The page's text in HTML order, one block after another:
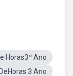
Horas3º Ano
3 Ano